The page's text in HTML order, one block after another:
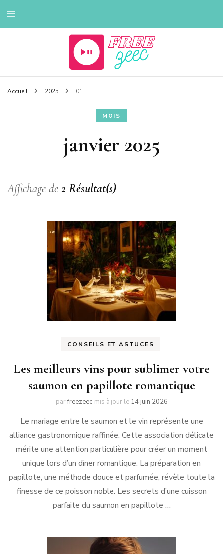
Freezeec
Accueil 2025 01
MOIS
janvier 2025
Affichage de 2 Résultat(s)
CONSEILS ET ASTUCES
Les meilleurs vins pour sublimer votre
saumon en papillote romantique
parfreezeec mis à jour le 14 juin 2026
Le mariage entre le saumon et le vin représente une
alliance gastronomique raffinée. Cette association délicate
mérite une attention particulière pour créer un moment
unique lors d’un dîner romantique. La préparation en
papillote, une méthode douce et parfumée, révèle toute la
finesse de ce poisson noble. Les secrets d’une cuisson
parfaite du saumon en papillote …